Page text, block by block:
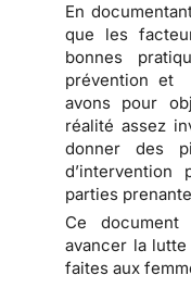
En
que les
bonnes
prévention et
avons pour
réalité assez
donner des
parties
Ce
avancer la
faites aux